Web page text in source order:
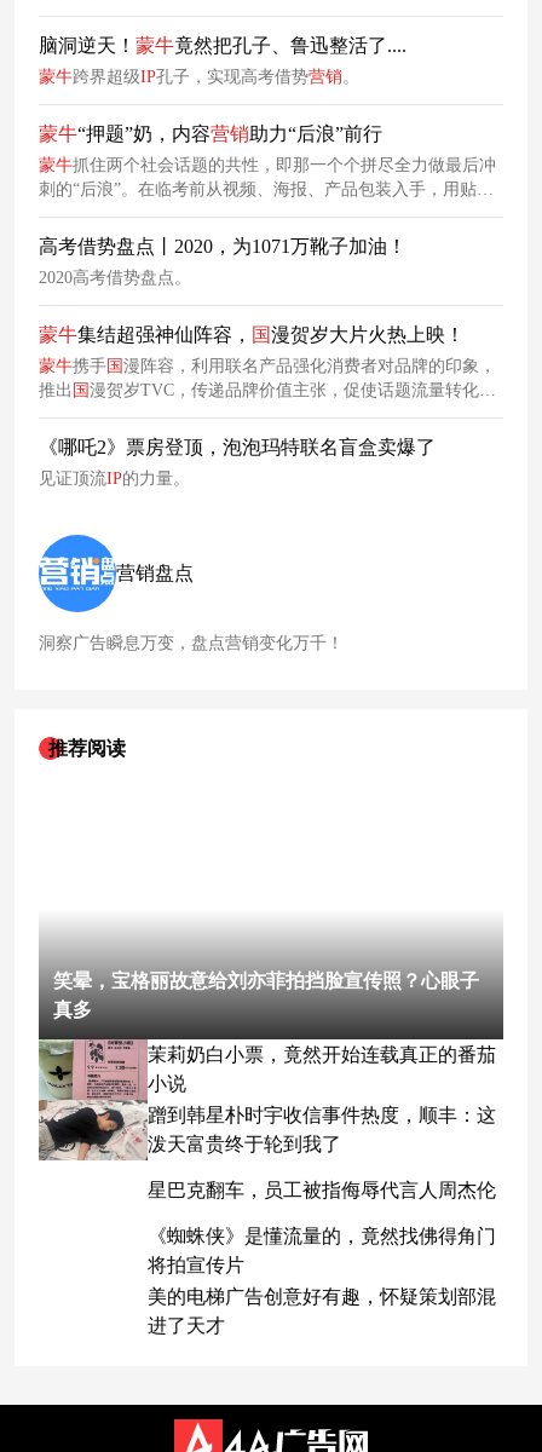
脑洞逆天！ 蒙牛竟然把孔子、鲁迅整活了....
蒙牛跨界超级IP孔子，实现高考借势营销。
蒙牛“押题”奶，内容营销助力“后浪”前行
蒙牛抓住两个社会话题的共性，即那一个个拼尽全力做最后冲
刺的“后浪”。在临考前从视频、海报、产品包装入手，用贴心
又不失搞笑幽默的方式，为考生们做上场前的一波鼓励，最终
引发了不限于考生的“后浪”集体的共鸣。
高考借势盘点丨2020，为1071万靴子加油！
2020高考借势盘点。
蒙牛集结超强神仙阵容， 国漫贺岁大片火热上映！
蒙牛携手 国 漫阵容，利用联名产品强化消费者对品牌的印象，
推出 国 漫贺岁TVC，传递品牌价值主张，促使话题流量转化为
产品销量，进一步巩固用户对品牌的良好印象和情感认同。
《哪吒2》票房登顶，泡泡玛特联名盲盒卖爆了
见证顶流IP的力量。
营销盘点
洞察广告瞬息万变，盘点营销变化万千！
推荐阅读
笑晕，宝格丽故意给刘亦菲拍挡脸宣传照？心眼子
真多
茉莉奶白小票，竟然开始连载真正的番茄
小说
蹭到韩星朴时宇收信事件热度，顺丰：这
泼天富贵终于轮到我了
星巴克翻车，员工被指侮辱代言人周杰伦
《蜘蛛侠》是懂流量的，竟然找佛得角门
将拍宣传片
美的电梯广告创意好有趣，怀疑策划部混
进了天才